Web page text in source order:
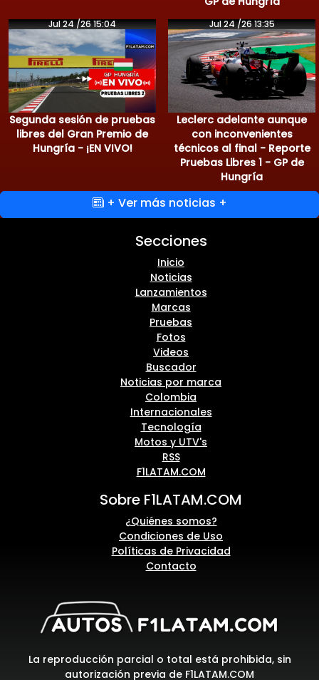
Jul 24 /26 15:04
Segunda sesión de pruebas
libres del Gran Premio de
Hungría - ¡EN VIVO!
Jul 24 /26 13:35
Leclerc adelante aunque
con inconvenientes
técnicos al final - Reporte
Pruebas Libres 1 - GP de
Hungría
+ Ver más noticias +
Secciones
Inicio
Noticias
Lanzamientos
Marcas
Pruebas
Fotos
Videos
Buscador
Noticias por marca
Colombia
Internacionales
Tecnología
Motos y UTV's
RSS
F1LATAM.COM
Sobre F1LATAM.COM
¿Quiénes somos?
Condiciones de Uso
Políticas de Privacidad
Contacto
La reproducción parcial o total está prohibida, sin
autorización previa de F1LATAM.COM